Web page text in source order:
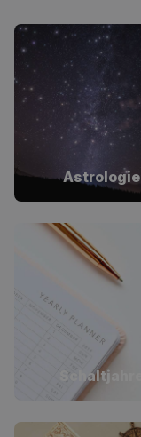
Astrologie
Schaltjahre